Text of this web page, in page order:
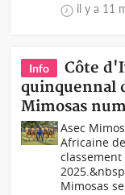
il y a 11
Info
Côte
quinquennal
Mimosas
Asec
Africaine
Mimosas